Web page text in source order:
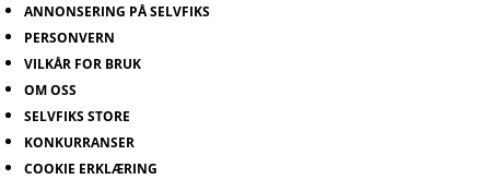
ANNONSERING PÅ SELVFIKS
PERSONVERN
VILKÅR FOR BRUK
OM OSS
SELVFIKS STORE
KONKURRANSER
COOKIE ERKLÆRING